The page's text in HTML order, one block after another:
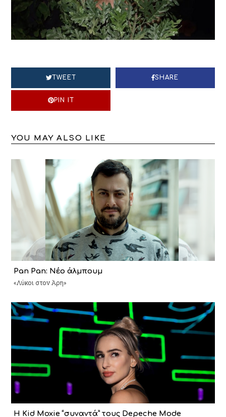
TWEET SHARE
PIN IT
YOU MAY ALSO LIKE
Pan Pan: Νέο άλμπουμ
«Λύκοι στον Άρη»
Η Kid Moxie “συναντά” τους Depeche Mode